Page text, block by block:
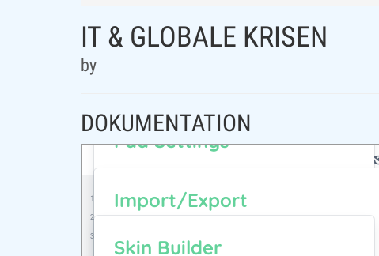
IT & GLOBALE KRISEN
by
DOKUMENTATION